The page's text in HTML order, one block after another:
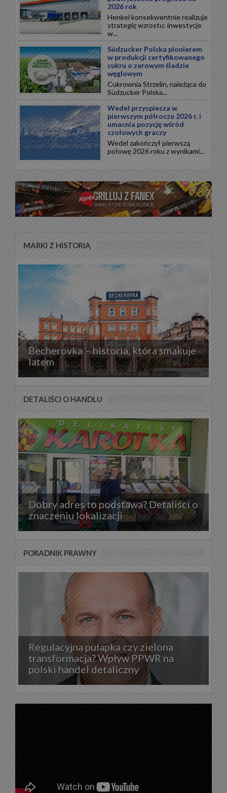
2026 rok
Henkel konsekwentnie realizuje
strategię wzrostu: inwestycje
w...
Südzucker Polska pionierem
w produkcji certyfikowanego
cukru o zerowym śladzie
węglowym
Cukrownia Strzelin, należąca do
Südzucker Polska...
Wedel przyspiesza w
pierwszym półroczu 2026 r. i
umacnia pozycję wśród
czołowych graczy
Wedel zakończył pierwszą
połowę 2026 roku z wynikami...
MARKI Z HISTORIĄ
Becherovka – historia, która smakuje
latem
DETALIŚCI O HANDLU
Dobry adres to podstawa? Detaliści o
znaczeniu lokalizacji
PORADNIK PRAWNY
Regulacyjna pułapka czy zielona
transformacja? Wpływ PPWR na
polski handel detaliczny